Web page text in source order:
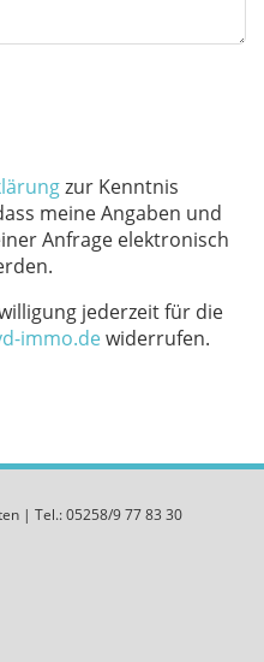
zur Kenntnis
meine Angaben und
Anfrage elektronisch
jederzeit für die
immo.dewiderrufen.
| Tel.: 05258/9 77 83 30